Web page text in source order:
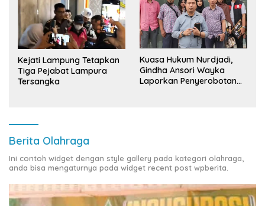
Kejati Lampung Tetapkan
Tiga Pejabat Lampura
Tersangka
Kuasa Hukum Nurdjadi,
Gindha Ansori Wayka
Laporkan Penyerobotan
Berita Olahraga
Ini contoh widget dengan style gallery pada kategori olahraga,
anda bisa mengaturnya pada widget recent post wpberita.